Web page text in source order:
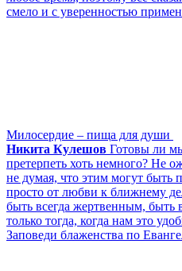
смело и с уверенностью
Милосердие – пища для души
Никита Кулешов Готовы ли
претерпеть хоть немного? Не
не думая, что этим могут
просто от любви к ближнему
быть всегда жертвенным, быть
только тогда, когда нам это
Заповеди блаженства по